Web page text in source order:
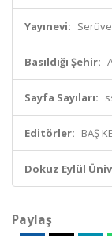
Yayınevi:
Basıldığı Şehir:
Sayfa Sayıları:
Editörler: BAŞ
Dokuz Eylül
Paylaş